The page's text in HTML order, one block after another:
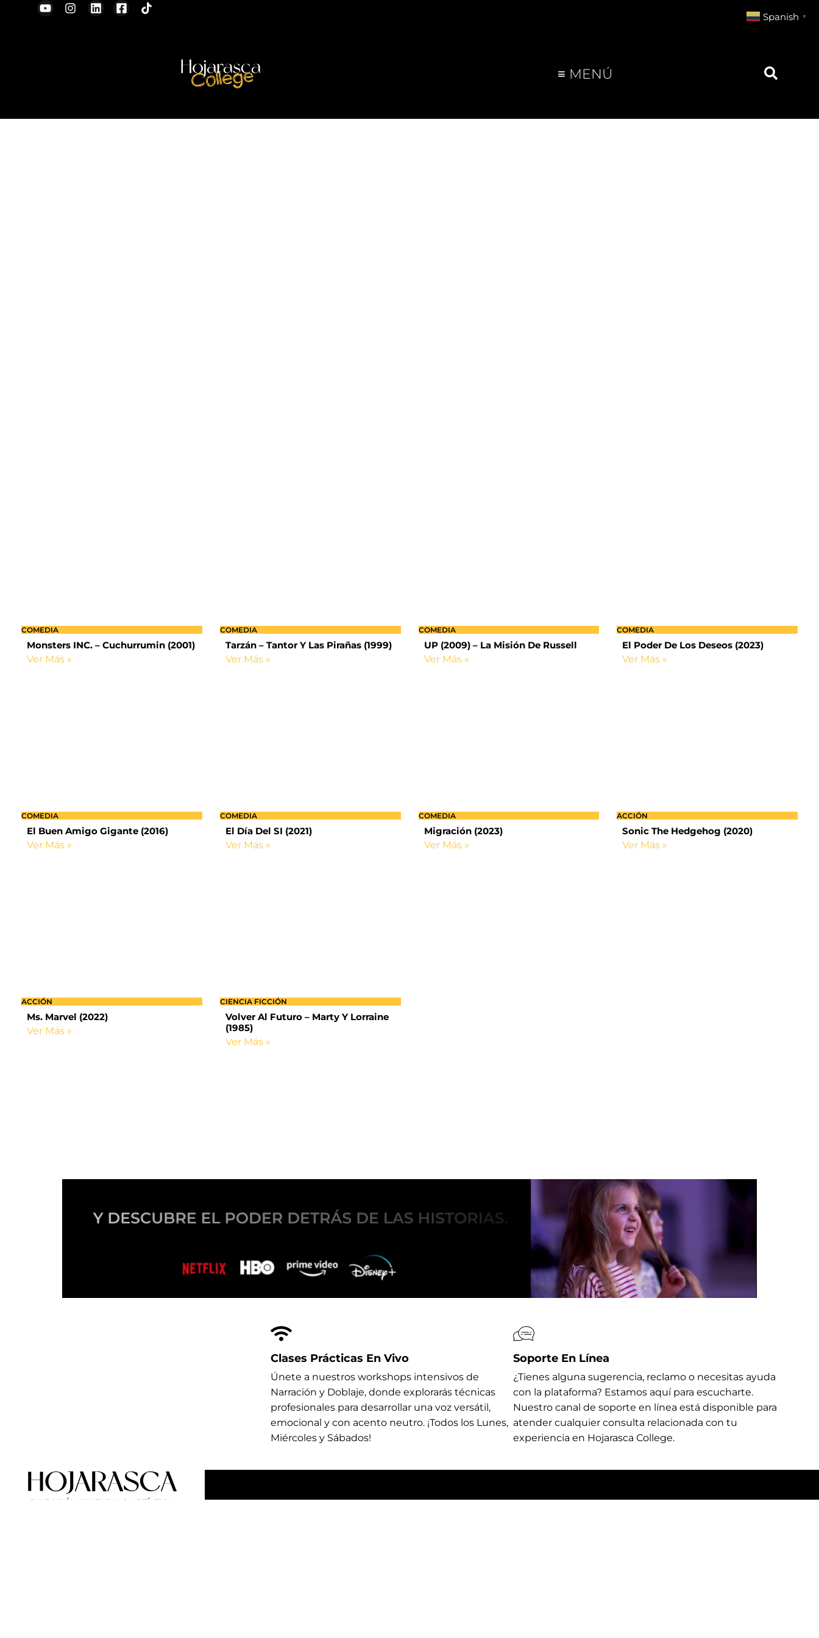
≡ MENÚ
COMEDIA
Monsters INC. – Cuchurrumin (2001)
Ver Más »
COMEDIA
Tarzán – Tantor Y Las Pirañas (1999)
Ver Más »
COMEDIA
UP (2009) – La Misión De Russell
Ver Más »
COMEDIA
El Poder De Los Deseos (2023)
Ver Más »
COMEDIA
El Buen Amigo Gigante (2016)
Ver Más »
COMEDIA
El Día Del SI (2021)
Ver Más »
COMEDIA
Migración (2023)
Ver Más »
ACCIÓN
Sonic The Hedgehog (2020)
Ver Más »
ACCIÓN
Ms. Marvel (2022)
Ver Más »
CIENCIA FICCIÓN
Volver Al Futuro – Marty Y Lorraine
(1985)
Ver Más »
Clases Prácticas En Vivo
Únete a nuestros workshops intensivos de
Narración y Doblaje, donde explorarás técnicas
profesionales para desarrollar una voz versátil,
emocional y con acento neutro. ¡Todos los Lunes,
Miércoles y Sábados!
Soporte En Línea
¿Tienes alguna sugerencia, reclamo o necesitas ayuda
con la plataforma? Estamos aquí para escucharte.
Nuestro canal de soporte en línea está disponible para
atender cualquier consulta relacionada con tu
experiencia en Hojarasca College.
Spanish ▼